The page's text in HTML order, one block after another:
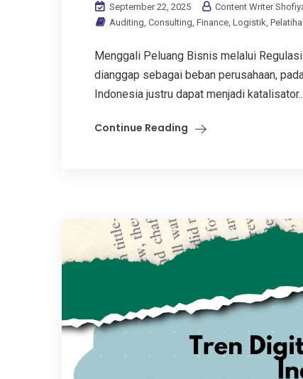
September 22, 2025
Content Writer
Auditing Consulting Finance Logistik
Menggali Peluang Bisnis melalui
dianggap sebagai beban perusahaan,
Indonesia justru dapat menjadi
Continue Reading